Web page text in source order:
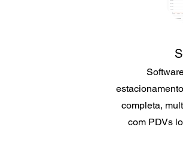
completa,
com PDVs